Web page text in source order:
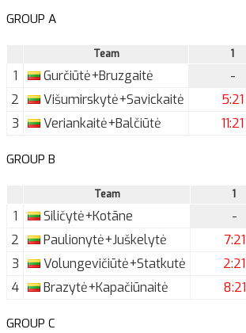
GROUP A
Team 1
1 Gurčiūtė+Bruzgaitė -
2
Višumirskytė+Savickaitė 5:21
3
Veriankaitė+Balčiūtė 11:21
GROUP B
Team 1
1 Siličytė+Kotāne -
2
Paulionytė+Juškelytė 7:21
3
Volungevičiūtė+Statkutė 2:21
4
Brazytė+Kapačiūnaitė 8:21
GROUP C